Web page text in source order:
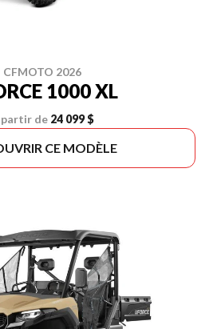
CFMOTO 2026
1000 XL
de 24 099 $
CE MODÈLE